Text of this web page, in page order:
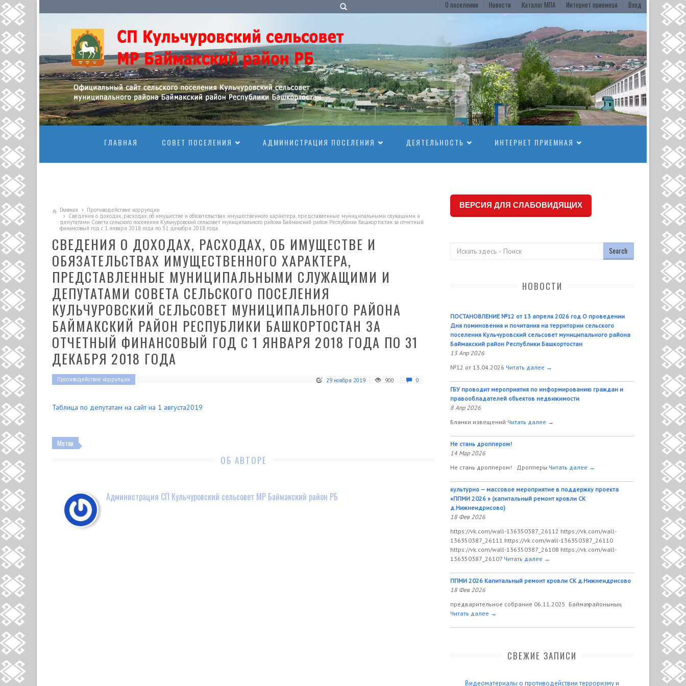
О поселении Новости Каталог МПА Интернет приемная Вход
ГЛАВНАЯ
СОВЕТ ПОСЕЛЕНИЯ АДМИНИСТРАЦИЯ ПОСЕЛЕНИЯ ДЕЯТЕЛЬНОСТЬ ИНТЕРНЕТ ПРИЕМНАЯ
Главная
Противодействие коррупции
Сведения о доходах, расходах, об имуществе и обязательствах имущественного характера, представленные муниципальными служащими и
депутатами Совета сельского поселения Кульчуровский сельсовет муниципального района Баймакский район Республики Башкортостан за отчетный
финансовый год с 1 января 2018 года по 31 декабря 2018 года
СВЕДЕНИЯ О ДОХОДАХ, РАСХОДАХ, ОБ ИМУЩЕСТВЕ И
ОБЯЗАТЕЛЬСТВАХ ИМУЩЕСТВЕННОГО ХАРАКТЕРА,
ПРЕДСТАВЛЕННЫЕ МУНИЦИПАЛЬНЫМИ СЛУЖАЩИМИ И
ДЕПУТАТАМИ СОВЕТА СЕЛЬСКОГО ПОСЕЛЕНИЯ
КУЛЬЧУРОВСКИЙ СЕЛЬСОВЕТ МУНИЦИПАЛЬНОГО РАЙОНА
БАЙМАКСКИЙ РАЙОН РЕСПУБЛИКИ БАШКОРТОСТАН ЗА
ОТЧЕТНЫЙ ФИНАНСОВЫЙ ГОД С 1 ЯНВАРЯ 2018 ГОДА ПО 31
ДЕКАБРЯ 2018 ГОДА
Противодействие коррупции 29 ноября 2019 900 0
Таблица по депутатам на сайт на 1 августа2019
Метки
ОБ АВТОРЕ
Администрация СП Кульчуровский сельсовет МР Баймакский район РБ
ВЕРСИЯ ДЛЯ СЛАБОВИДЯЩИХ
НОВОСТИ
ПОСТАНОВЛЕНИЕ №12 от 13 апреля 2026 год О проведении
Дня поминовения и почитания на территории сельского
поселения Кульчуровский сельсовет муниципального района
Баймакский район Республики Башкортостан
13 Апр 2026
№12 от 13.04.2026 Читать далее →
ГБУ проводит мероприятия по информированию граждан и
правообладателей объектов недвижимости
8 Апр 2026
Бланки извещений Читать далее →
Не стань дроппером!
14 Мар 2026
Не стань дроппером! Дропперы Читать далее →
культурно — массовое мероприятие в поддержку проекта
«ППМИ 2026 » (капитальный ремонт кровли СК
д.Нижнеидрисово)
18 Фев 2026
https://vk.com/wall-136350387_26112 https://vk.com/wall-
136350387_26111 https://vk.com/wall-136350387_26110
https://vk.com/wall-136350387_26108 https://vk.com/wall-
136350387_26107 Читать далее →
ППМИ 2026 Капитальный ремонт кровли СК д.Нижнеидрисово
18 Фев 2026
предварительное собрание 06.11.2025 Баймаҡ районының
Читать далее →
СВЕЖИЕ ЗАПИСИ
Видеоматериалы о противодействии терроризму и